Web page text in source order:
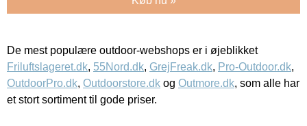
De mest populære outdoor-webshops er i øjeblikket
Friluftslageret.dk, 55Nord.dk, GrejFreak.dk, Pro-Outdoor.dk,
OutdoorPro.dk, Outdoorstore.dk og Outmore.dk, som alle har
et stort sortiment til gode priser.